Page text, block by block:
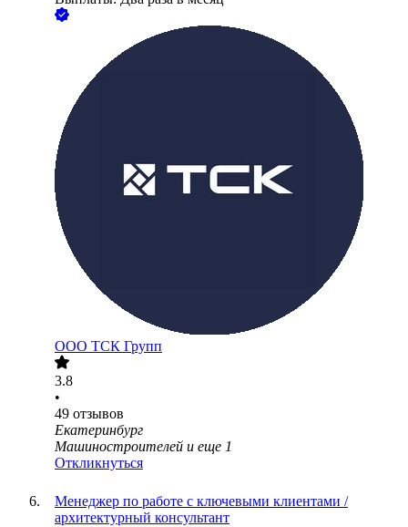
ООО ТСК Групп
3.8
•
49 отзывов
Екатеринбург
Машиностроителей и еще 1
Откликнуться
Менеджер по работе с ключевыми клиентами /
архитектурный консультант